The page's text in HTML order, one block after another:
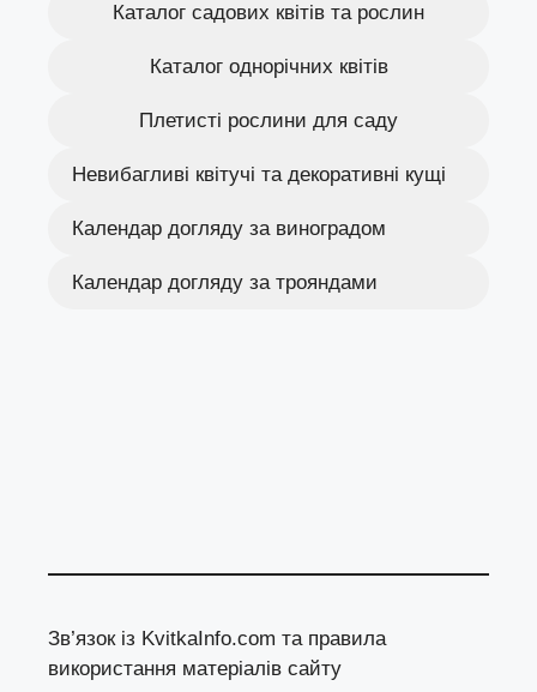
Каталог садових квітів та рослин
Каталог однорічних квітів
Плетисті рослини для саду
Невибагливі квітучі та декоративні кущі
Календар догляду за виноградом
Календар догляду за трояндами
Зв’язок із KvitkaInfo.com та правила
використання матеріалів сайту